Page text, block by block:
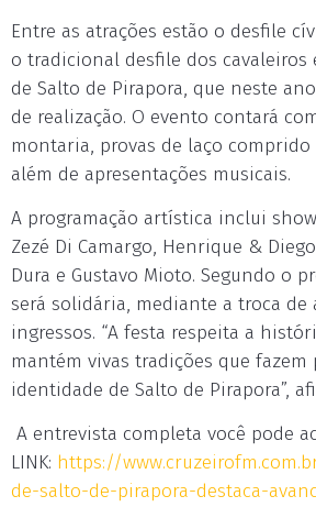
Entre as atrações estão o desfile
o tradicional desfile dos cavaleiros
de Salto de Pirapora, que neste
de realização. O evento contará
montaria, provas de laço comprido
além de apresentações musicais.
A programação artística inclui
Zezé Di Camargo, Henrique &
Dura e Gustavo Mioto. Segundo o
será solidária, mediante a troca
ingressos. “A festa respeita a
mantém vivas tradições que fazem
identidade de Salto de Pirapora”,
A entrevista completa você pode
LINK: https://
de-salto-de-pirapora-destaca-